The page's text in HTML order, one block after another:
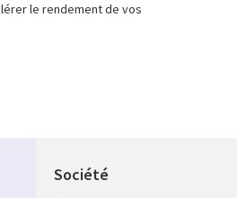
le rendement de vos
Société